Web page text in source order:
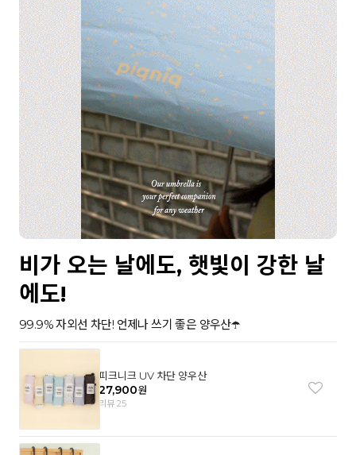
비가 오는 날에도, 햇빛이 강한 날
에도!
99.9% 자외선 차단! 언제나 쓰기 좋은 양우산☂️
피크니크 UV 차단 양우산
27,900원
리뷰 25